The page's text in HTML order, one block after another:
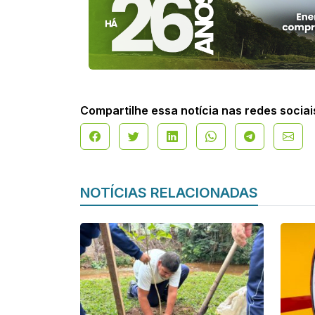
Compartilhe essa notícia nas redes
NOTÍCIAS RELACIONADAS